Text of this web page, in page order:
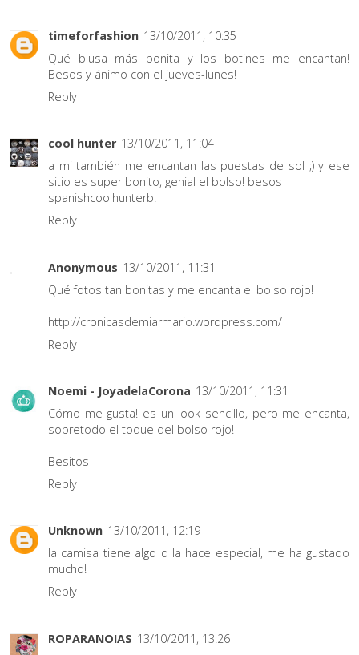
timeforfashion 13/10/2011, 10:35
Qué blusa más bonita y los botines me encantan!
Besos y ánimo con el jueves-lunes!
Reply
cool hunter 13/10/2011, 11:04
a mi también me encantan las puestas de sol ;) y ese
sitio es super bonito, genial el bolso! besos
spanishcoolhunterb.
Reply
Anonymous 13/10/2011, 11:31
Qué fotos tan bonitas y me encanta el bolso rojo!
http://cronicasdemiarmario.wordpress.com/
Reply
Noemi - JoyadelaCorona 13/10/2011, 11:31
Cómo me gusta! es un look sencillo, pero me encanta,
sobretodo el toque del bolso rojo!
Besitos
Reply
Unknown 13/10/2011, 12:19
la camisa tiene algo q la hace especial, me ha gustado
mucho!
Reply
ROPARANOIAS 13/10/2011, 13:26